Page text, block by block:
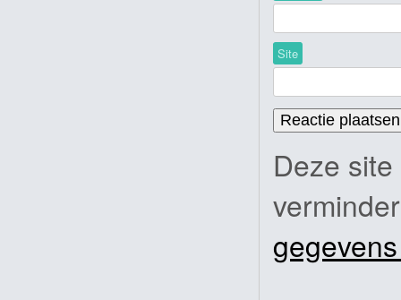
Site
Deze